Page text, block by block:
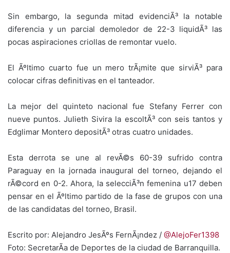
Sin embargo, la segunda mitad evidenciÃ³ la notable
diferencia y un parcial demoledor de 22-3 liquidÃ³ las
pocas aspiraciones criollas de remontar vuelo.
El Ãºltimo cuarto fue un mero trÃ¡mite que sirviÃ³ para
colocar cifras definitivas en el tanteador.
La mejor del quinteto nacional fue Stefany Ferrer con
nueve puntos. Julieth Sivira la escoltÃ³ con seis tantos y
Edglimar Montero depositÃ³ otras cuatro unidades.
Esta derrota se une al revÃ©s 60-39 sufrido contra
Paraguay en la jornada inaugural del torneo, dejando el
rÃ©cord en 0-2. Ahora, la selecciÃ³n femenina u17 deben
pensar en el Ãºltimo partido de la fase de grupos con una
de las candidatas del torneo, Brasil.
Escrito por: Alejandro JesÃºs FernÃ¡ndez / @AlejoFer1398
Foto: SecretarÃ­a de Deportes de la ciudad de Barranquilla.